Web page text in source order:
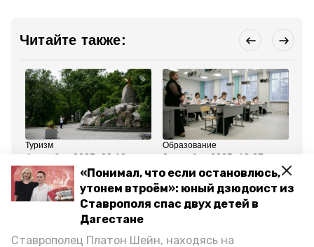
«Понимал, что если остановлюсь,
утонем втроём»: юный дзюдоист из
Ставрополя спас двух детей в
Дагестане
Ставрополец Платон Шейн, находясь на
Читайте также:
Туризм
4 октября 2025, 09:13
Почти треть
путешественников
старше 55 лет выбирает
для отдыха
Ставрополье
Образование
3 октября 2025, 12:27
Школьники
Ставрополья будут
отдыхать девять дней
на осенних каникулах
Все новости